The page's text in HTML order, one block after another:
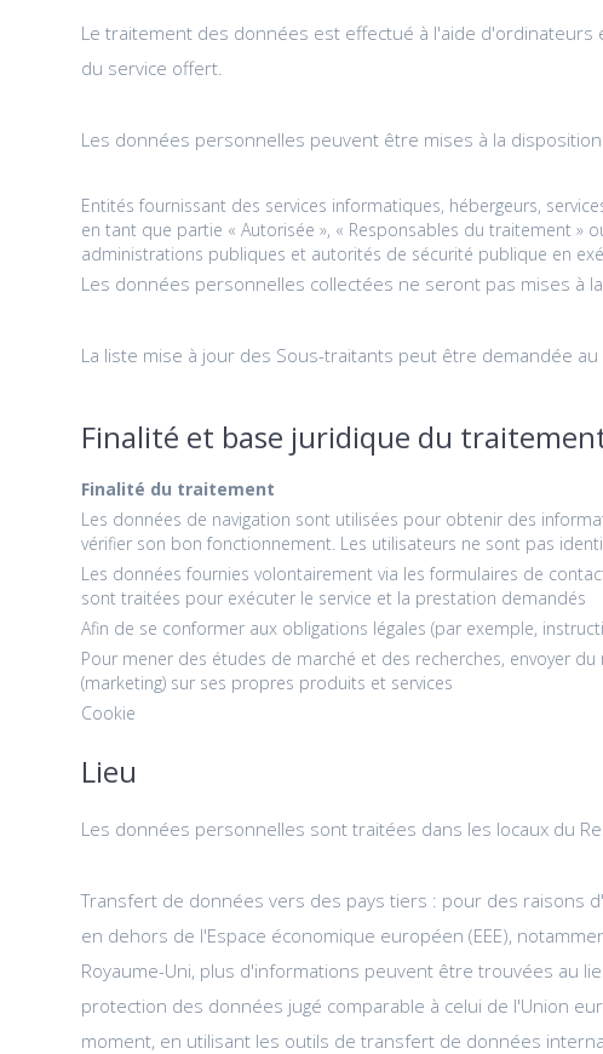
Le traitement des données est effectué à l'aide
du service offert.
Les données personnelles peuvent être mises à la
Entités fournissant des services informatiques, hébergeurs,
en tant que partie « Autorisée », « Responsables du traitement »
administrations publiques et autorités de sécurité publique en
Les données personnelles collectées ne seront pas mises à
La liste mise à jour des Sous-traitants peut être demandée
Finalité et base juridique du
Finalité du traitement
Les données de navigation sont utilisées pour obtenir des
vérifier son bon fonctionnement. Les utilisateurs ne sont pas
Les données fournies volontairement via les formulaires de
sont traitées pour exécuter le service et la prestation demandés
Afin de se conformer aux obligations légales (par exemple,
Pour mener des études de marché et des recherches, envoyer
(marketing) sur ses propres produits et services
Cookie
Lieu
Les données personnelles sont traitées dans les locaux du
Transfert de données vers des pays tiers : pour des raisons
en dehors de l'Espace économique européen (EEE),
Royaume-Uni, plus d'informations peuvent être trouvées au
protection des données jugé comparable à celui de l'Union
moment, en utilisant les outils de transfert de données